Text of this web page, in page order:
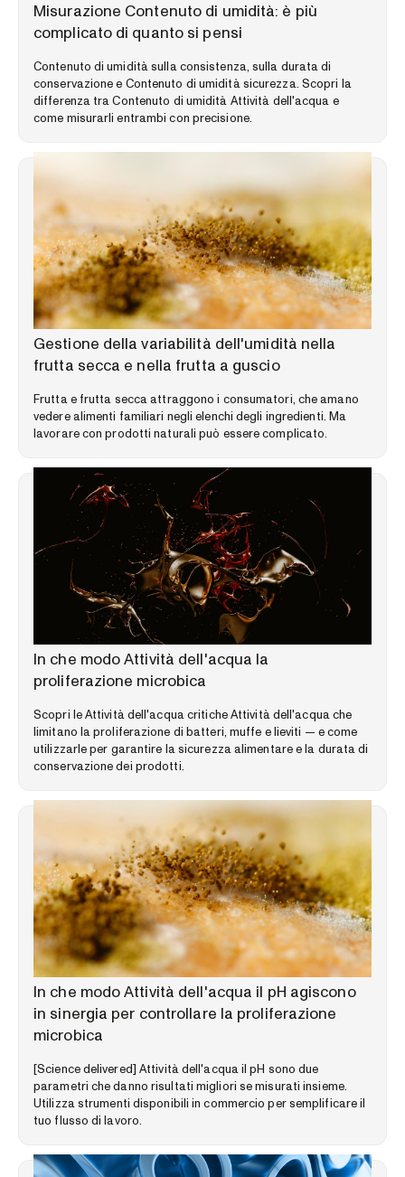
Misurazione Contenuto di umidità: è più
complicato di quanto si pensi
Contenuto di umidità sulla consistenza, sulla durata di
conservazione e Contenuto di umidità sicurezza. Scopri la
differenza tra Contenuto di umidità Attività dell'acqua e
come misurarli entrambi con precisione.
LIBRERIA DELLE COMPETENZE
Gestione della variabilità dell'umidità nella
frutta secca e nella frutta a guscio
Frutta e frutta secca attraggono i consumatori, che amano
vedere alimenti familiari negli elenchi degli ingredienti. Ma
lavorare con prodotti naturali può essere complicato.
LIBRERIA DELLE COMPETENZE
In che modo Attività dell'acqua la
proliferazione microbica
Scopri le Attività dell'acqua critiche Attività dell'acqua che
limitano la proliferazione di batteri, muffe e lieviti — e come
utilizzarle per garantire la sicurezza alimentare e la durata di
conservazione dei prodotti.
LIBRERIA DELLE COMPETENZE
In che modo Attività dell'acqua il pH agiscono
in sinergia per controllare la proliferazione
microbica
[Science delivered] Attività dell'acqua il pH sono due
parametri che danno risultati migliori se misurati insieme.
Utilizza strumenti disponibili in commercio per semplificare il
tuo flusso di lavoro.